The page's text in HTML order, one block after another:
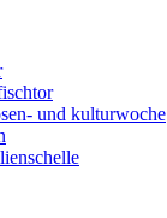
und kulturwoche